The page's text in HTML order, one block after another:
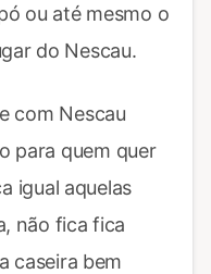
ou até mesmo o
do Nescau.
com Nescau
para quem quer
igual aquelas
não fica fica
caseira bem